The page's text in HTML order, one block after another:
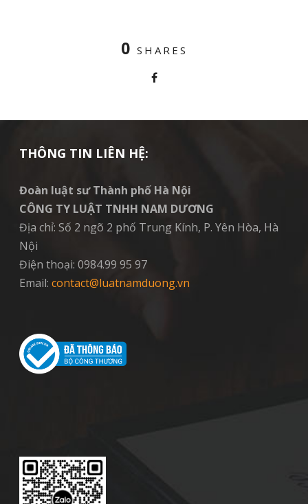
0 SHARES
THÔNG TIN LIÊN HỆ:
Đoàn luật sư Thành phố Hà Nội
CÔNG TY LUẬT TNHH NAM DƯƠNG
Địa chỉ: Số 2 ngõ 2 phố Trung Kính, P. Yên Hòa, Hà
Nội
Điện thoại: 0984.99 95 97
Email: contact@luatnamduong.vn